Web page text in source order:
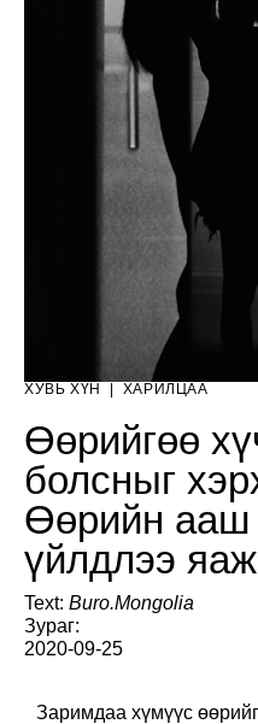
ХУВЬ ХҮН | ХАРИЛЦАА
Өөрийгөө
болсныг
Өөрийн ааш
үйлдлээ
Text: Buro.Mongolia
Зураг:
2020-09-25
Заримдаа хүмүүс